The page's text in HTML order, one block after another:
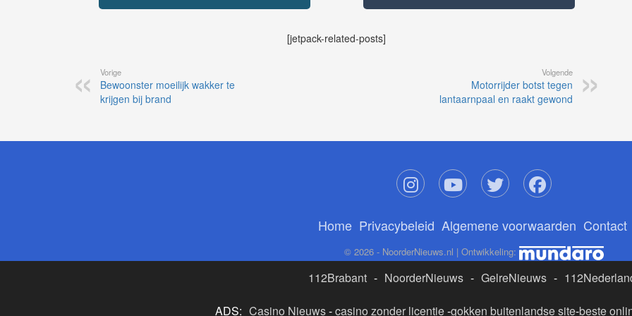
[jetpack-related-posts]
Vorige
Bewoonster moeilijk wakker te
krijgen bij brand
Volgende
Motorrijder botst tegen
lantaarnpaal en raakt gewond
Home Privacybeleid Algemene voorwaarden Contact
© 2026 - NoorderNieuws.nl | Ontwikkeling:
112Brabant - NoorderNieuws - GelreNieuws -
ADS: Casino Nieuws-casino zonder licentie-gokken buitenlandse site-beste